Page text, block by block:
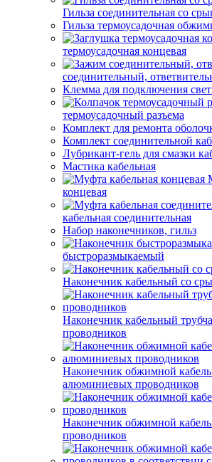
Гильза соединительная со
Гильза термоусадочная
термоусадочная концевая
соединительный,
Клемма для подключения
термоусадочный разъема
Комплект для ремонта
Комплект соединительной
Лубрикант-гель для смазки
Мастика кабельная
концевая
кабельная соединительная
Набор наконечников, гильз
быстроразмыкаемый
Наконечник кабельный со
Наконечник кабельный
проводников
Наконечник обжимной
алюминиевых проводников
Наконечник обжимной
проводников